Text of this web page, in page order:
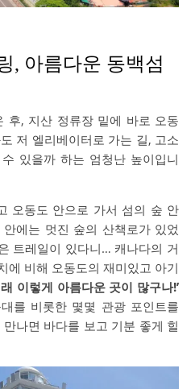
, 아름다운 동백섬
후, 지산 정류장 밑에 바로 오동
저 엘리베이터로 가는 길, 고소
있을까 하는 엄청난 높이입니
오동도 안으로 가서 섬의 숲 안
에는 멋진 숲의 산책로가 있었
트레일이 있다니… 캐나다의 거
에 비해 오동도의 재미있고 아기
이렇게 아름다운 곳이 많구나!’
를 비롯한 몇몇 관광 포인트를
나면 바다를 보고 기분 좋게 힐